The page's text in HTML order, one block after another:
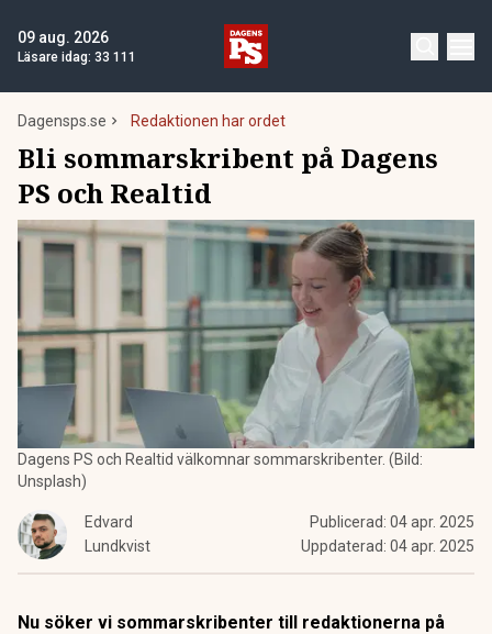
09 aug. 2026
Läsare idag: 33 111
Dagensps.se Redaktionen har ordet
Bli sommarskribent på Dagens
PS och Realtid
Dagens PS och Realtid välkomnar sommarskribenter. (Bild:
Unsplash)
Edvard
Lundkvist
Publicerad: 04 apr. 2025
Uppdaterad: 04 apr. 2025
Nu söker vi sommarskribenter till redaktionerna på